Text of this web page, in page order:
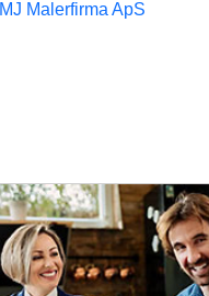
MJ Malerfirma ApS